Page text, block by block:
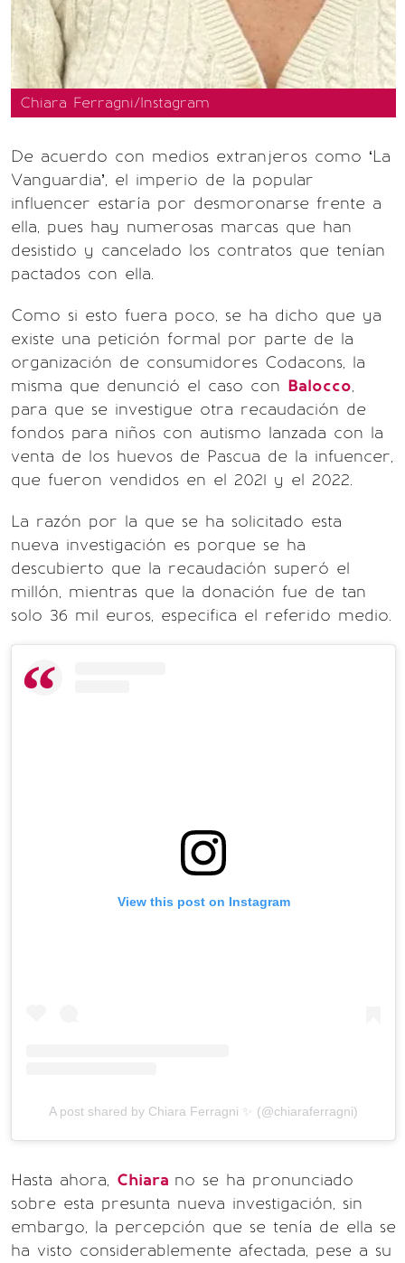
Chiara Ferragni/Instagram
De acuerdo con medios extranjeros como ‘La
Vanguardia’, el imperio de la popular
influencer estaría por desmoronarse frente a
ella, pues hay numerosas marcas que han
desistido y cancelado los contratos que tenían
pactados con ella.
Como si esto fuera poco, se ha dicho que ya
existe una petición formal por parte de la
organización de consumidores Codacons, la
misma que denunció el caso con Balocco,
para que se investigue otra recaudación de
fondos para niños con autismo lanzada con la
venta de los huevos de Pascua de la infuencer,
que fueron vendidos en el 2021 y el 2022.
La razón por la que se ha solicitado esta
nueva investigación es porque se ha
descubierto que la recaudación superó el
millón, mientras que la donación fue de tan
solo 36 mil euros, especifica el referido medio.
View this post on Instagram
A post shared by Chiara Ferragni ✨ (@chiaraferragni)
Hasta ahora, Chiara no se ha pronunciado
sobre esta presunta nueva investigación, sin
embargo, la percepción que se tenía de ella se
ha visto considerablemente afectada, pese a su